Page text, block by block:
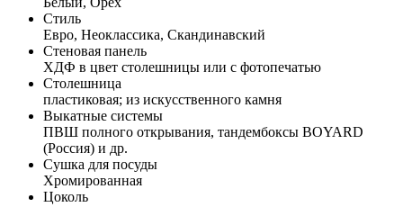
Стиль
Евро, Неоклассика, Скандинавский
Стеновая панель
ХДФ в цвет столешницы или с фотопечатью
Столешница
пластиковая; из искусственного камня
Выкатные системы
ПВШ полного открывания, тандембоксы BOYARD
(Россия) и др.
Сушка для посуды
Хромированная
Цоколь